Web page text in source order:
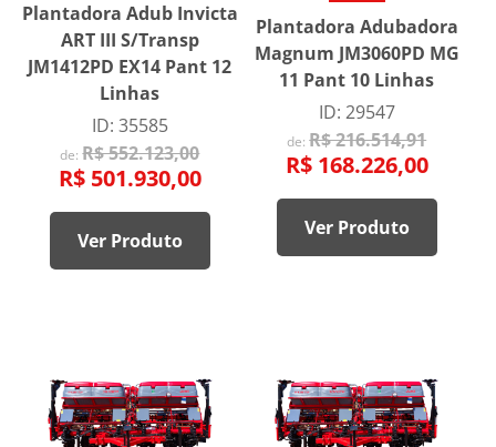
Plantadora Adub Invicta
ART III S/Transp
JM1412PD EX14 Pant 12
Linhas
ID: 35585
de:R$ 552.123,00
R$ 501.930,00
Ver Produto
Plantadora Adubadora
Magnum JM3060PD MG
11 Pant 10 Linhas
ID: 29547
de:R$ 216.514,91
R$ 168.226,00
Ver Produto